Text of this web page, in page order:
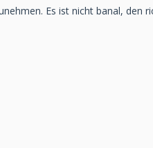
Es ist nicht banal, den